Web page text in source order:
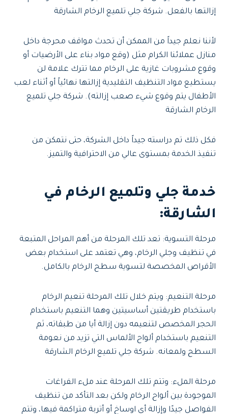
إزالتها بالفعل. شركة جلي تلميع الرخام الشارقة
لأننا نعلم جيداً من الممكن أن تحدث مواقف محرجة داخل
منازل عملائنا الكرام مثل (وقع مواد بناء على الأرضيات أو
وقوع مشروبات غازية على الرخام مما تترك علامة لن
يستطيع مواد التنظيف التقليدية إزالتها نهائياً أو أثناء لعب
الأطفال يتم وقوع شيء صعب إزالته). شركة جلي تلميع
الرخام الشارقة
فكل ذلك تم دراسته جيداً داخل الشركة، حتى نتمكن من
تنفيذ الخدمة بمستوى عالي من الاحترافية والتميز.
خدمة جلي وتلميع الرخام في
الشارقة:
مرحلة التسوية: تعد تلك المرحلة من أهم المراحل المتبعة
في تنظيف وجلي الرخام، وهي تعتمد على استخدام بعض
الأقراص المخصصة لتسوية سطح الرخام بالكامل.
مرحلة التنعيم: ويتم خلال تلك المرحلة تنعيم الرخام
باستخدام طريقتين أساسيتين وهما التنعيم باستخدام
الحجر المخصص لتنعيمه دون إزالة أيا من طبقاته، ثم
التنعيم باستخدام ألواح الألماس التي تزيد من نعومة
السطح ولمعانه. شركة جلي تلميع الرخام الشارقة
مرحلة الملء: وتتم تلك المرحلة عند ملء الفراغات
الموجودة بين ألواح الرخام ولكن بعد التأكد من تنظيف
الفواصل جيدًا وإزالة أي اوساخ أو أتربة متراكمة فيها، وتتم